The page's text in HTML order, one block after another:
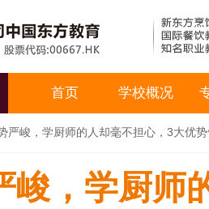
首页 学校概况
严峻，学厨师的人却毫不担心，3大优
峻，学厨师